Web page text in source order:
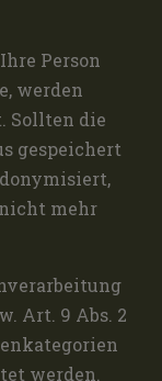
Person
werden
Sollten die
gespeichert
mehr
Art. 9 Abs. 2
werden.